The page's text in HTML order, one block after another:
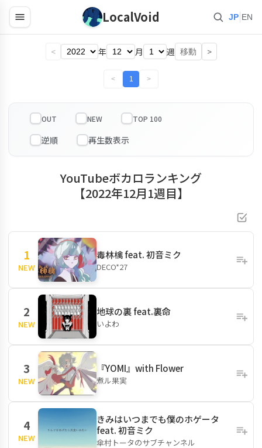
LocalVoid JP EN
< 年 月 週 移動 >
< 1 >
OUT NEW TOP 100
YouTubeボカロランキング
【2022年12月1週目】
1
NEW
毒林檎 feat. 初音ミク
DECO*27
2
NEW
地球の裏 feat.裏命
いよわ
3
NEW
『YOMI』with Flower
煮ル果実
4
NEW
きみはいつまでも僕のホゲータ
feat. 初音ミク
傘村トータのサブチャンネル